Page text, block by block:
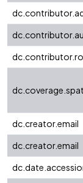
dc.creator.email
dc.creator.email